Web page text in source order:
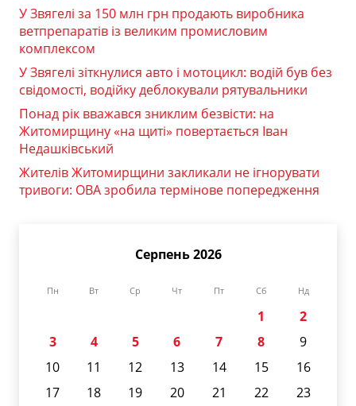
У Звягелі за 150 млн грн продають виробника
ветпрепаратів із великим промисловим
комплексом
У Звягелі зіткнулися авто і мотоцикл: водій був без
свідомості, водійку деблокували рятувальники
Понад рік вважався зниклим безвісти: на
Житомирщину «на щиті» повертається Іван
Недашківський
Жителів Житомирщини закликали не ігнорувати
тривоги: ОВА зробила термінове попередження
Серпень 2026
Пн Вт Ср Чт Пт Сб Нд
1
2
3
4 5 6 7 8
9
10
11 12 13 14 15
16
17
18 19 20 21 22
23